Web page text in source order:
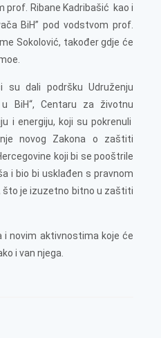
prof. Ribane Kadribašić kao i
BiH” pod vodstvom prof.
Sokolović, također gdje će
su dali podršku Udruženju
BiH“, Centaru za životnu
i energiju, koji su pokrenuli
novog Zakona o zaštiti
koji bi se pooštrile
i bio bi usklađen s pravnom
što je izuzetno bitno u zaštiti
i novim aktivnostima koje će
i van njega.